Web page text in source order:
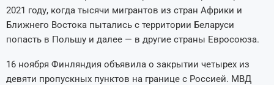
2021 году, когда тысячи мигрантов из стран Африки и
Ближнего Востока пытались с территории Беларуси
попасть в Польшу и далее — в другие страны Евросоюза.
16 ноября Финляндия объявила о закрытии четырех из
девяти пропускных пунктов на границе с Россией. МВД